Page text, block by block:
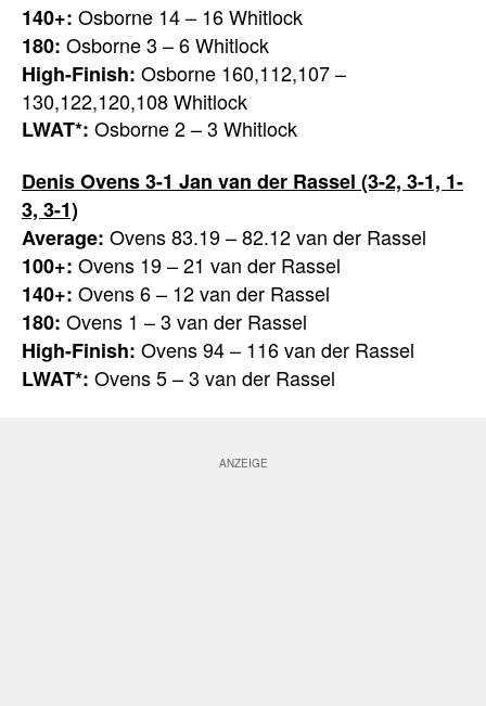
140+: Osborne 14 – 16 Whitlock
180: Osborne 3 – 6 Whitlock
High-Finish: Osborne 160,112,107 –
130,122,120,108 Whitlock
LWAT*: Osborne 2 – 3 Whitlock
Denis Ovens 3-1 Jan van der Rassel (3-2, 3-1, 1-
3, 3-1)
Average: Ovens 83.19 – 82.12 van der Rassel
100+: Ovens 19 – 21 van der Rassel
140+: Ovens 6 – 12 van der Rassel
180: Ovens 1 – 3 van der Rassel
High-Finish: Ovens 94 – 116 van der Rassel
LWAT*: Ovens 5 – 3 van der Rassel